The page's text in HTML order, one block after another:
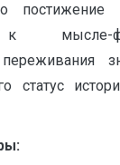
постижение
мысле-
статус